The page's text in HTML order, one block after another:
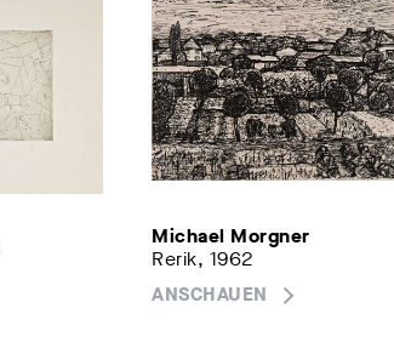
Michael Morgner
Rerik, 1962
ANSCHAUEN